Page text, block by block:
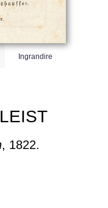
Ingrandire
, 1822.